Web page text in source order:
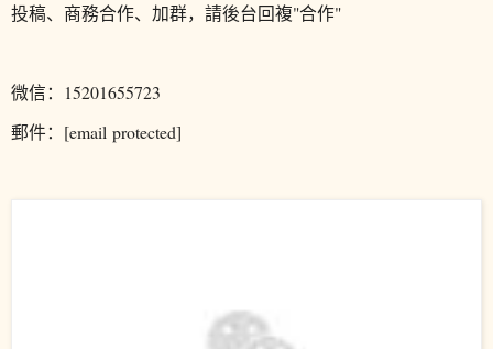
投稿、商務合作、加群，請後台回複"合作"
微信：15201655723
郵件：[email protected]